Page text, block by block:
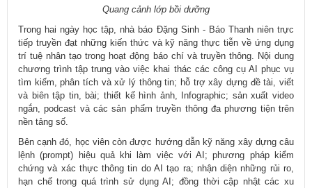
​Quang cảnh lớp bồi dưỡng
Trong hai ngày học tập, nhà báo Đặng Sinh - Báo Thanh niên trực
tiếp truyền đạt những kiến thức và kỹ năng thực tiễn về ứng dụng
trí tuệ nhân tạo trong hoạt động báo chí và truyền thông. Nội dung
chương trình tập trung vào việc khai thác các công cụ AI phục vụ
tìm kiếm, phân tích và xử lý thông tin; hỗ trợ xây dựng đề tài, viết
và biên tập tin, bài; thiết kế hình ảnh, Infographic; sản xuất video
ngắn, podcast và các sản phẩm truyền thông đa phương tiện trên
nền tảng số.
Bên cạnh đó, học viên còn được hướng dẫn kỹ năng xây dựng câu
lệnh (prompt) hiệu quả khi làm việc với AI; phương pháp kiểm
chứng và xác thực thông tin do AI tạo ra; nhận diện những rủi ro,
hạn chế trong quá trình sử dụng AI; đồng thời cập nhật các xu